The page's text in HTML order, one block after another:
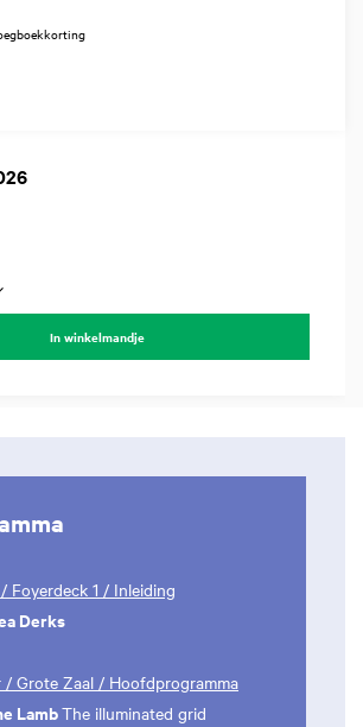
In winkelmandje
/ Foyerdeck 1 / Inleiding
Derks
/ Grote Zaal / Hoofdprogramma
LambThe illuminated grid